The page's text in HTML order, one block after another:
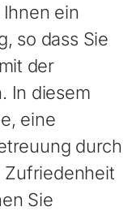
ein
so dass Sie
der
In diesem
eine
durch
Zufriedenheit
Sie